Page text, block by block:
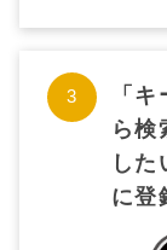
「
ら検
し
に登